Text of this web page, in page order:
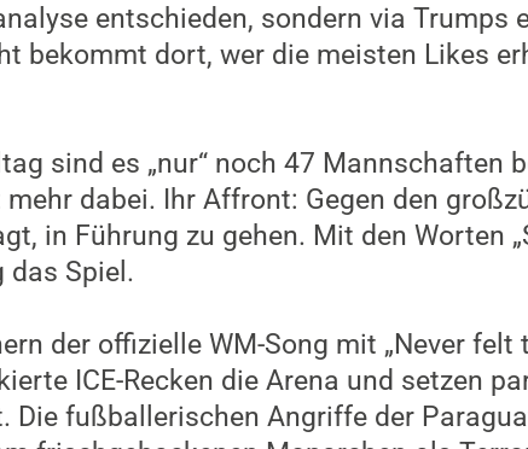
entschieden, sondern via Trumps
bekommt dort, wer die meisten Likes
sind es „nur“ noch 47 Mannschaften
dabei. Ihr Affront: Gegen den
in Führung zu gehen. Mit den Worten
das Spiel.
der offizielle WM-Song mit „Never felt
ICE-Recken die Arena und setzen
Die fußballerischen Angriffe der